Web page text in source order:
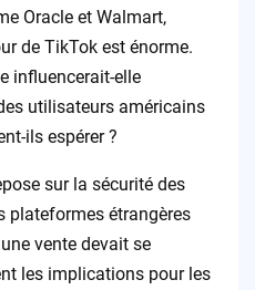
Oracle et Walmart,
de TikTok est énorme.
influencerait-elle
utilisateurs américains
ils espérer ?
sur la sécurité des
plateformes étrangères
vente devait se
les implications pour les